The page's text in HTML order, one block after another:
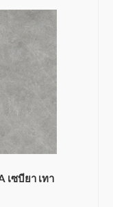
เซบียา เทา